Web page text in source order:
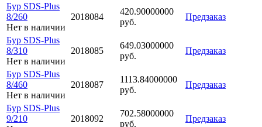
Бур SDS-Plus
8/260
Нет в наличии
2018084
420.90000000
руб.
Предзаказ
Бур SDS-Plus
8/310
Нет в наличии
2018085
649.03000000
руб.
Предзаказ
Бур SDS-Plus
8/460
Нет в наличии
2018087
1113.84000000
руб.
Предзаказ
Бур SDS-Plus
9/210
2018092
702.58000000
руб.
Предзаказ